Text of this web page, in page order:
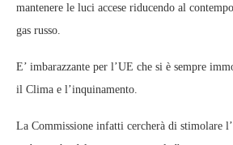
mantenere le luci accese riducendo al
gas russo.
E’ imbarazzante per l’UE che si è sempre
il Clima e l’inquinamento.
La Commissione infatti cercherà di stimolare